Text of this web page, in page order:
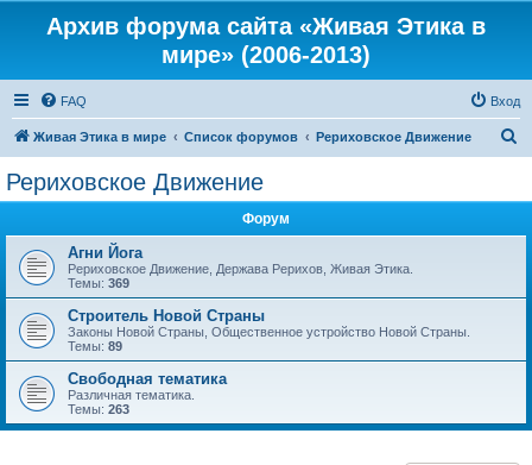
Архив форума сайта «Живая Этика в
мире» (2006-2013)
FAQ Вход
Живая Этика в мире Список форумов Рериховское Движение
Рериховское Движение
Форум
Агни Йога
Рериховское Движение, Держава Рерихов, Живая Этика.
Темы: 369
Строитель Новой Страны
Законы Новой Страны, Общественное устройство Новой Страны.
Темы: 89
Свободная тематика
Различная тематика.
Темы: 263